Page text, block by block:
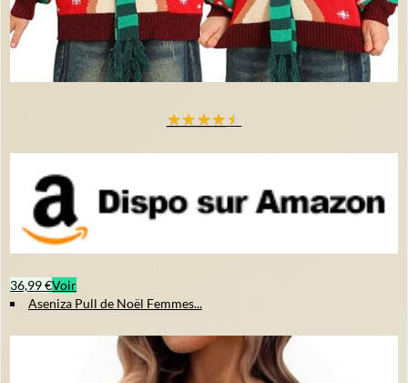
★★★★★
36,99 €Voir
Aseniza Pull de Noël Femmes...